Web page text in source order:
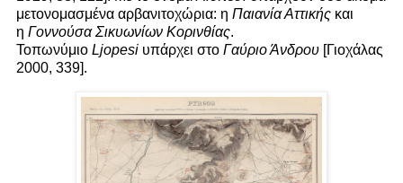
μετονομασμένα αρβανιτοχώρια: η Παιανία Αττικήςκαι
η Γοννούσα Σικυωνίων Κορινθίας.
Τοπωνύμιο Ljopesiυπάρχει στο Γαύριο Άνδρου [Γιοχάλας
2000, 339].